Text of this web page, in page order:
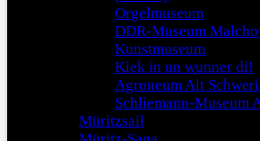
Orgelmuseum
DDR-Museum
Kunstmuseum
Kiek in un wunner di!
Agroneum Alt
Schliemann-Museum
Müritzsail